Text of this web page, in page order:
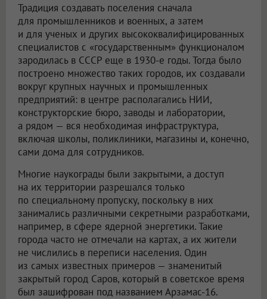
Традиция создавать поселения сначала
для промышленников и военных, а затем
и для ученых и других высококвалифицированных
специалистов с «государственным» функционалом
зародилась в СССР еще в 1930-е годы. Тогда было
построено множество таких городов, их создавали
вокруг крупных научных и промышленных
предприятий: в центре располагались НИИ,
конструкторские бюро, заводы и лаборатории,
а рядом — вся необходимая инфраструктура,
включая школы, поликлиники, магазины и, конечно,
сами дома для сотрудников.
Многие наукограды были закрытыми, а доступ
на их территории разрешался только
по специальному пропуску, поскольку в них
занимались различными секретными разработками,
например, в сфере ядерной энергетики. Такие
города часто не отмечали на картах, а их жители
не числились в переписи населения. Один
из самых известных примеров — знаменитый
закрытый город Саров, который в советское время
был зашифрован под названием Арзамас-16.